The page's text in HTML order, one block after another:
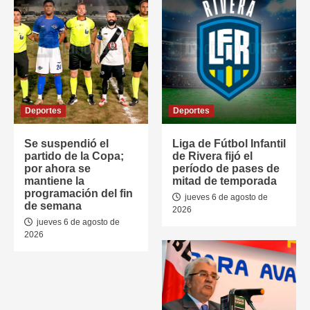
Deportes
Se suspendió el
partido de la Copa;
por ahora se
mantiene la
programación del fin
de semana
jueves 6 de agosto de
2026
Deportes
Liga de Fútbol Infantil
de Rivera fijó el
período de pases de
mitad de temporada
jueves 6 de agosto de
2026